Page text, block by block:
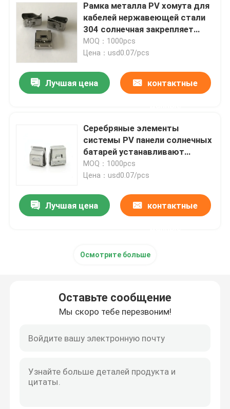
Продукция
О Компании
контактные данные
Отправить запрос
Связь кабеля застежка-молнии
Рамка металла PV хомута для
кабелей нержавеющей стали
304 солнечная закрепляет
анти- корозию
MOQ：1000pcs
Цена：usd0.07/pcs
Лучшая цена контактные
Серебряные элементы
системы PV панели солнечных
батарей устанавливают
хомуты для кабелей SS304
2x4mm
MOQ：1000pcs
Цена：usd0.07/pcs
Лучшая цена контактные
Осмотрите больше
Оставьте сообщение
Мы скоро тебе перезвоним!